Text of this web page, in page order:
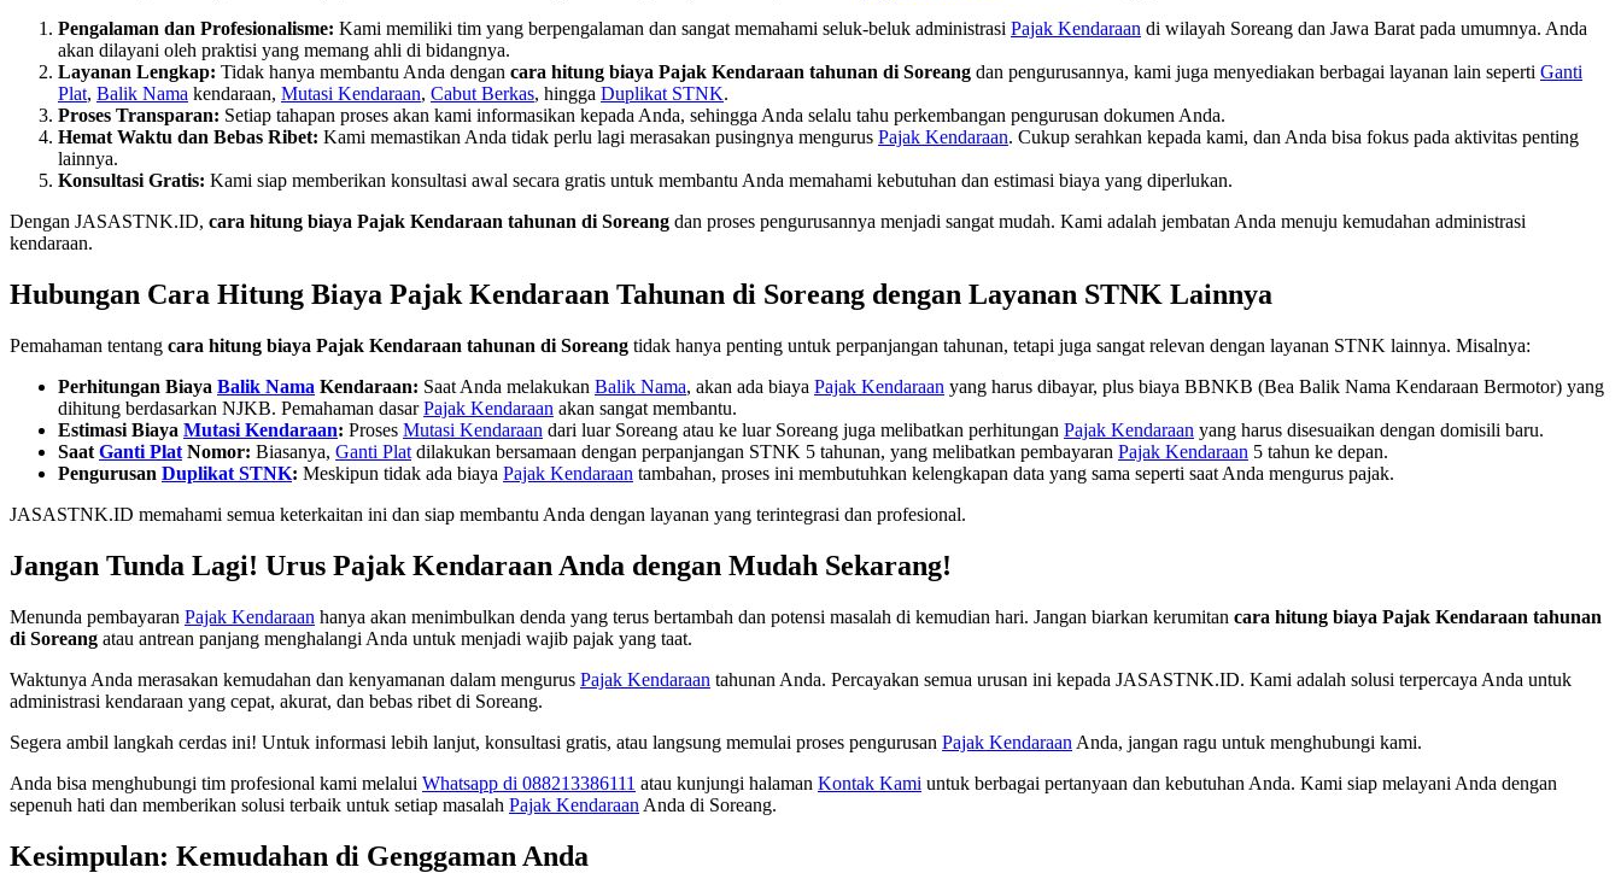
Pengalaman dan Profesionalisme: Kami memiliki tim yang berpengalaman dan sangat memahami seluk-beluk administrasi Pajak Kendaraan di wilayah Soreang dan Jawa Barat pada umumnya. Anda
akan dilayani oleh praktisi yang memang ahli di bidangnya.
Layanan Lengkap: Tidak hanya membantu Anda dengan cara hitung biaya Pajak Kendaraan tahunan di Soreang dan pengurusannya, kami juga menyediakan berbagai layanan lain seperti Ganti
Plat, Balik Nama kendaraan, Mutasi Kendaraan, Cabut Berkas, hingga Duplikat STNK.
Proses Transparan: Setiap tahapan proses akan kami informasikan kepada Anda, sehingga Anda selalu tahu perkembangan pengurusan dokumen Anda.
Hemat Waktu dan Bebas Ribet: Kami memastikan Anda tidak perlu lagi merasakan pusingnya mengurus Pajak Kendaraan. Cukup serahkan kepada kami, dan Anda bisa fokus pada aktivitas penting
lainnya.
Konsultasi Gratis: Kami siap memberikan konsultasi awal secara gratis untuk membantu Anda memahami kebutuhan dan estimasi biaya yang diperlukan.
Dengan JASASTNK.ID, cara hitung biaya Pajak Kendaraan tahunan di Soreang dan proses pengurusannya menjadi sangat mudah. Kami adalah jembatan Anda menuju kemudahan administrasi
kendaraan.
Hubungan Cara Hitung Biaya Pajak Kendaraan Tahunan di Soreang dengan Layanan STNK Lainnya
Pemahaman tentang cara hitung biaya Pajak Kendaraan tahunan di Soreang tidak hanya penting untuk perpanjangan tahunan, tetapi juga sangat relevan dengan layanan STNK lainnya. Misalnya:
Perhitungan Biaya Balik Nama Kendaraan: Saat Anda melakukan Balik Nama, akan ada biaya Pajak Kendaraan yang harus dibayar, plus biaya BBNKB (Bea Balik Nama Kendaraan Bermotor) yang
dihitung berdasarkan NJKB. Pemahaman dasarPajak Kendaraan akan sangat membantu.
Estimasi Biaya Mutasi Kendaraan: Proses Mutasi Kendaraan dari luar Soreang atau ke luar Soreang juga melibatkan perhitungan Pajak Kendaraan yang harus disesuaikan dengan domisili baru.
Saat Ganti Plat Nomor: Biasanya, Ganti Plat dilakukan bersamaan dengan perpanjangan STNK 5 tahunan, yang melibatkan pembayaran Pajak Kendaraan 5 tahun ke depan.
Pengurusan Duplikat STNK: Meskipun tidak ada biaya Pajak Kendaraan tambahan, proses ini membutuhkan kelengkapan data yang sama seperti saat Anda mengurus pajak.
JASASTNK.ID memahami semua keterkaitan ini dan siap membantu Anda dengan layanan yang terintegrasi dan profesional.
Jangan Tunda Lagi! Urus Pajak Kendaraan Anda dengan Mudah Sekarang!
Menunda pembayaran Pajak Kendaraan hanya akan menimbulkan denda yang terus bertambah dan potensi masalah di kemudian hari. Jangan biarkan kerumitan cara hitung biaya Pajak Kendaraan tahunan
di Soreang atau antrean panjang menghalangi Anda untuk menjadi wajib pajak yang taat.
Waktunya Anda merasakan kemudahan dan kenyamanan dalam mengurus Pajak Kendaraan tahunan Anda. Percayakan semua urusan ini kepada JASASTNK.ID. Kami adalah solusi terpercaya Anda untuk
administrasi kendaraan yang cepat, akurat, dan bebas ribet di Soreang.
Segera ambil langkah cerdas ini! Untuk informasi lebih lanjut, konsultasi gratis, atau langsung memulai proses pengurusan Pajak Kendaraan Anda, jangan ragu untuk menghubungi kami.
Anda bisa menghubungi tim profesional kami melalui Whatsapp di 088213386111 atau kunjungi halaman Kontak Kami untuk berbagai pertanyaan dan kebutuhan Anda. Kami siap melayani Anda dengan
sepenuh hati dan memberikan solusi terbaik untuk setiap masalah Pajak Kendaraan Anda di Soreang.
Kesimpulan: Kemudahan di Genggaman Anda